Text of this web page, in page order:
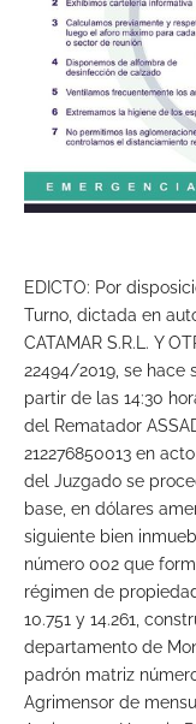
EDICTO: Por
Turno, dictada en
CATAMAR S.R.L. Y
22494/2019, se hace
partir de las 14:30
del Rematador
212276850013 en
del Juzgado se
base, en dólares
siguiente bien
número 002 que
régimen de
10.751 y 14.261,
departamento de
padrón matriz
Agrimensor de